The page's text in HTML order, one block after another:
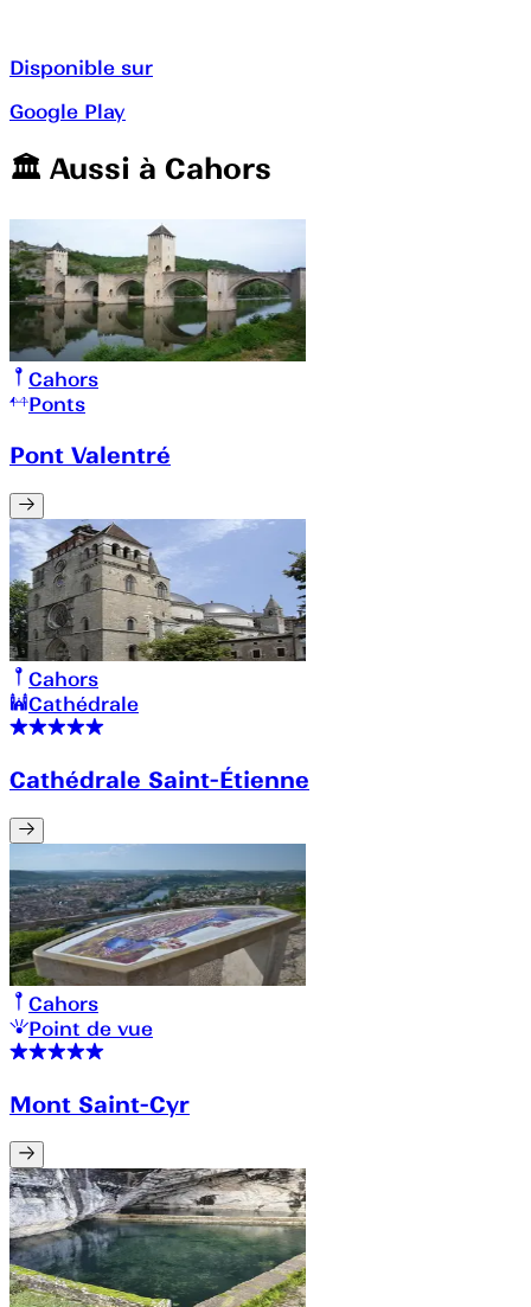
Disponible sur
Google Play
🏛️️ Aussi à Cahors
Cahors
Ponts
Pont Valentré
Cahors
Cathédrale
Cathédrale Saint-Étienne
Cahors
Point de vue
Mont Saint-Cyr